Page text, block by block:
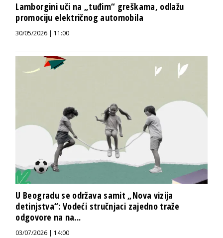
Lamborgini uči na „tuđim“ greškama, odlažu
promociju električnog automobila
30/05/2026 | 11:00
U Beogradu se održava samit „Nova vizija
detinjstva“: Vodeći stručnjaci zajedno traže
odgovore na na...
03/07/2026 | 14:00